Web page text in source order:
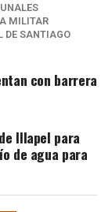
MILITAR
DE SANTIAGO
con barrera
Illapel para
de agua para